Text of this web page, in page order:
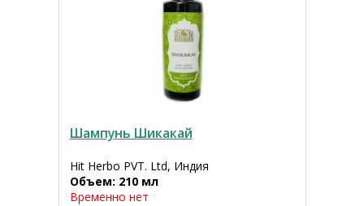
Шампунь Шикакай
Hit Herbo PVT. Ltd, Индия
Объем: 210 мл
Временно нет